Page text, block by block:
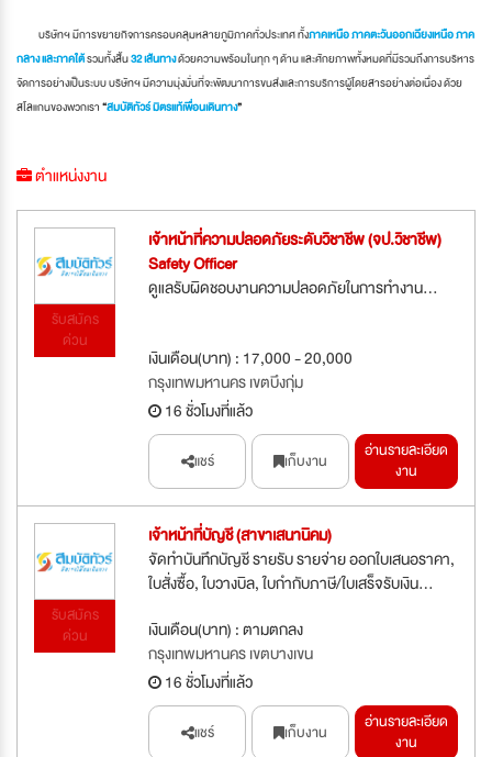
บริษัทฯ มีการขยายกิจการครอบคลุมหลายภูมิภาคทั่วประเทศ ทั้งภาคเหนือ ภาคตะวันออกเฉียงเหนือ ภาค
กลาง และภาคใต้รวมทั้งสิ้น32 เส้นทางด้วยความพร้อมในทุก ๆ ด้าน และศักยภาพทั้งหมดที่มีรวมถึงการบริหาร
จัดการอย่างเป็นระบบ บริษัทฯ มีความมุ่งมั่นที่จะพัฒนาการขนส่งและการบริการผู้โดยสารอย่างต่อเนื่อง ด้วย
สโลแกนของพวกเรา“สมบัติทัวร์ มิตรแท้เพื่อนเดินทาง”
ตำแหน่งงาน
รับสมัคร
ด่วน
เจ้าหน้าที่ความปลอดภัยระดับวิชาชีพ (จป.วิชาชีพ)
Safety Officer
ดูแลรับผิดชอบงานความปลอดภัยในการทำงาน...
เงินเดือน(บาท) : 17,000 - 20,000
กรุงเทพมหานคร เขตบึงกุ่ม
16 ชั่วโมงที่แล้ว
แชร์ เก็บงาน
อ่านรายละเอียด
งาน
รับสมัคร
ด่วน
เจ้าหน้าที่บัญชี (สาขาเสนานิคม)
จัดทำบันทึกบัญชี รายรับ รายจ่าย ออกใบเสนอราคา,
ใบสั่งซื้อ, ใบวางบิล, ใบกำกับภาษี/ใบเสร็จรับเงิน...
เงินเดือน(บาท) : ตามตกลง
กรุงเทพมหานคร เขตบางเขน
16 ชั่วโมงที่แล้ว
แชร์ เก็บงาน
อ่านรายละเอียด
งาน